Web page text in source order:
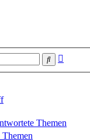
Suche
Themen